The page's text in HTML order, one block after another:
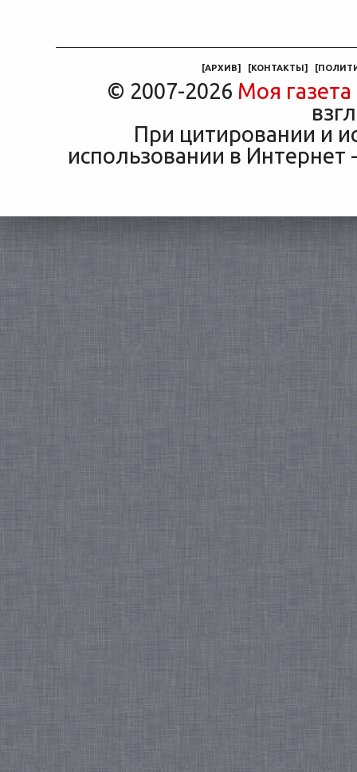
[АРХИВ] [КОНТАКТЫ] [
© 2007-2026 Моя газета
При цитировании и
использовании в Интернет